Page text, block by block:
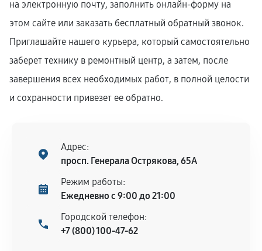
на электронную почту, заполнить онлайн-форму на
этом сайте или заказать бесплатный обратный звонок.
Приглашайте нашего курьера, который самостоятельно
заберет технику в ремонтный центр, а затем, после
завершения всех необходимых работ, в полной целости
и сохранности привезет ее обратно.
Адрес:
просп. Генерала Острякова, 65А
Режим работы:
Ежедневно с 9:00 до 21:00
Городской телефон:
+7 (800) 100-47-62